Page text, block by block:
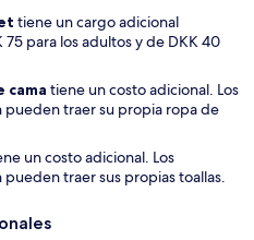
tiene un cargo adicional
para los adultos y de DKK 40
cama tiene un costo adicional. Los
pueden traer su propia ropa de
un costo adicional. Los
traer sus propias toallas.